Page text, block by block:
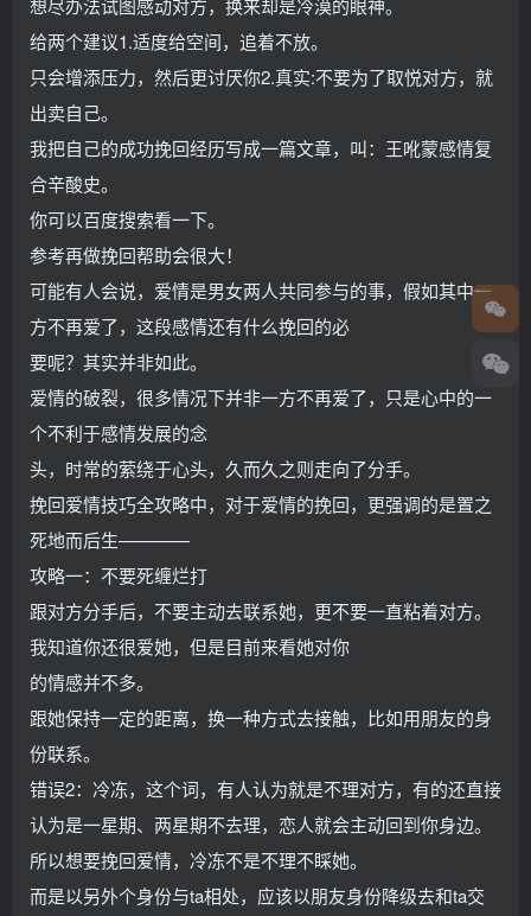
想尽办法试图感动对方，换来却是冷漠的眼神。
给两个建议1.适度给空间，追着不放。
只会增添压力，然后更讨厌你2.真实:不要为了取悦对方，就
出卖自己。
我把自己的成功挽回经历写成一篇文章，叫：王吪蒙感情复
合辛酸史。
你可以百度搜索看一下。
参考再做挽回帮助会很大！
可能有人会说，爱情是男女两人共同参与的事，假如其中一
方不再爱了，这段感情还有什么挽回的必
要呢？其实并非如此。
爱情的破裂，很多情况下并非一方不再爱了，只是心中的一
个不利于感情发展的念
头，时常的萦绕于心头，久而久之则走向了分手。
挽回爱情技巧全攻略中，对于爱情的挽回，更强调的是置之
死地而后生————
攻略一：不要死缠烂打
跟对方分手后，不要主动去联系她，更不要一直粘着对方。
我知道你还很爱她，但是目前来看她对你
的情感并不多。
跟她保持一定的距离，换一种方式去接触，比如用朋友的身
份联系。
错误2：冷冻，这个词，有人认为就是不理对方，有的还直接
认为是一星期、两星期不去理，恋人就会主动回到你身边。
所以想要挽回爱情，冷冻不是不理不睬她。
而是以另外个身份与ta相处，应该以朋友身份降级去和ta交